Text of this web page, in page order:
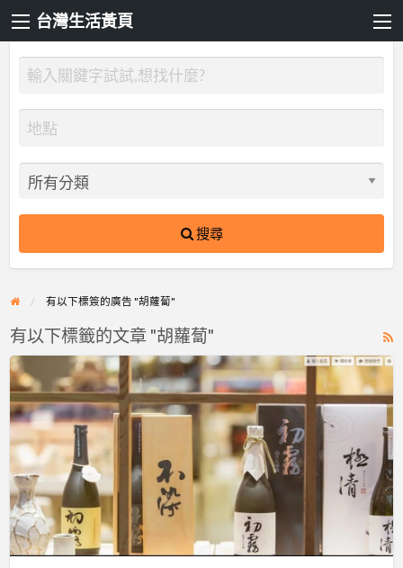
台灣生活黃頁
搜尋
有以下標簽的廣告 "胡蘿蔔"
有以下標籤的文章 "胡蘿蔔"
禾
發
堂
Hofatown
｜
台
灣
地
酒、